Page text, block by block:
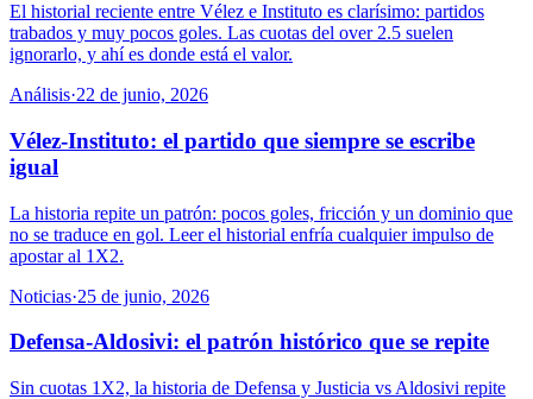
El historial reciente entre Vélez e Instituto es clarísimo: partidos
trabados y muy pocos goles. Las cuotas del over 2.5 suelen
ignorarlo, y ahí es donde está el valor.
Análisis·22 de junio, 2026
Vélez-Instituto: el partido que siempre se escribe
igual
La historia repite un patrón: pocos goles, fricción y un dominio que
no se traduce en gol. Leer el historial enfría cualquier impulso de
apostar al 1X2.
Noticias·25 de junio, 2026
Defensa-Aldosivi: el patrón histórico que se repite
Sin cuotas 1X2, la historia de Defensa y Justicia vs Aldosivi repite